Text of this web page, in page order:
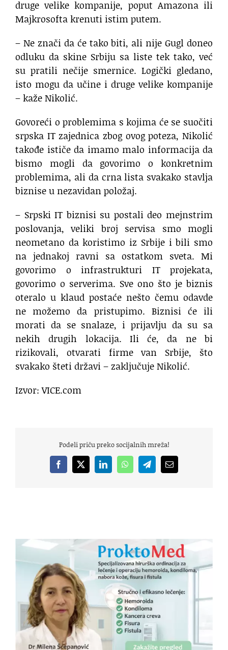
druge velike kompanije, poput Amazona ili
Majkrosofta krenuti istim putem.
– Ne znači da će tako biti, ali nije Gugl doneo
odluku da skine Srbiju sa liste tek tako, već
su pratili nečije smernice. Logički gledano,
isto mogu da učine i druge velike kompanije
– kaže Nikolić.
Govoreći o problemima s kojima će se suočiti
srpska IT zajednica zbog ovog poteza, Nikolić
takođe ističe da imamo malo informacija da
bismo mogli da govorimo o konkretnim
problemima, ali da crna lista svakako stavlja
biznise u nezavidan položaj.
– Srpski IT biznisi su postali deo mejnstrim
poslovanja, veliki broj servisa smo mogli
neometano da koristimo iz Srbije i bili smo
na jednakoj ravni sa ostatkom sveta. Mi
govorimo o infrastrukturi IT projekata,
govorimo o serverima. Sve ono što je biznis
oteralo u klaud postaće nešto čemu odavde
ne možemo da pristupimo. Biznisi će ili
morati da se snalaze, i prijavlju da su sa
nekih drugih lokacija. Ili će, da ne bi
rizikovali, otvarati firme van Srbije, što
svakako šteti državi – zaključuje Nikolić.
Izvor: VICE.com
Podeli priču preko socijalnih mreža!
Facebook
X LinkedInWhatsAppTelegramEmail